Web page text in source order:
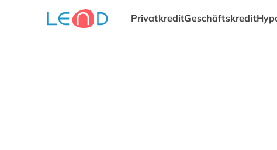
PrivatkreditGeschäftskredit